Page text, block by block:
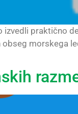
praktično
morskega